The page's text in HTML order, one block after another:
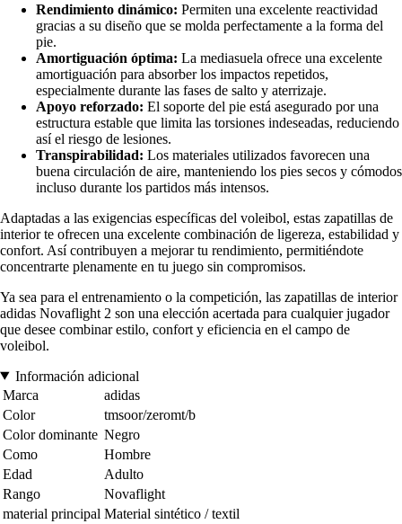
Rendimiento dinámico: Permiten una excelente reactividad
gracias a su diseño que se molda perfectamente a la forma del
pie.
Amortiguación óptima: La mediasuela ofrece una excelente
amortiguación para absorber los impactos repetidos,
especialmente durante las fases de salto y aterrizaje.
Apoyo reforzado: El soporte del pie está asegurado por una
estructura estable que limita las torsiones indeseadas, reduciendo
así el riesgo de lesiones.
Transpirabilidad: Los materiales utilizados favorecen una
buena circulación de aire, manteniendo los pies secos y cómodos
incluso durante los partidos más intensos.
Adaptadas a las exigencias específicas del voleibol, estas zapatillas de
interior te ofrecen una excelente combinación de ligereza, estabilidad y
confort. Así contribuyen a mejorar tu rendimiento, permitiéndote
concentrarte plenamente en tu juego sin compromisos.
Ya sea para el entrenamiento o la competición, las zapatillas de interior
adidas Novaflight 2 son una elección acertada para cualquier jugador
que desee combinar estilo, confort y eficiencia en el campo de
voleibol.
Información adicional
Marca
adidas
Color
tmsoor/zeromt/b
Color dominante Negro
Como
Hombre
Edad
Adulto
Rango
Novaflight
material principal Material sintético / textil